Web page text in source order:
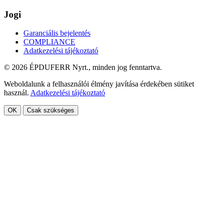
Jogi
Garanciális bejelentés
COMPLIANCE
Adatkezelési tájékoztató
© 2026 ÉPDUFERR Nyrt., minden jog fenntartva.
Weboldalunk a felhasználói élmény javítása érdekében sütiket
használ. Adatkezelési tájékoztató
OK Csak szükséges